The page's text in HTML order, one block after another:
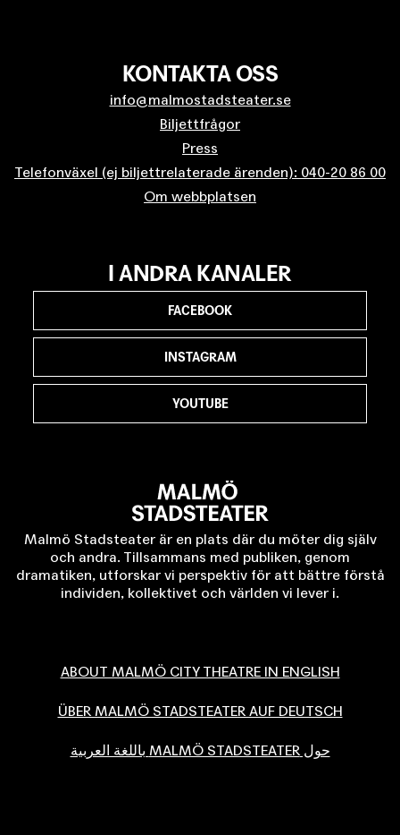
KONTAKTA OSS
info@malmostadsteater.se
Biljettfrågor
Press
Telefonväxel (ej biljettrelaterade ärenden): 040-20 86 00
Om webbplatsen
Malmö Stadsteater är en plats där du möter dig själv
och andra. Tillsammans med publiken, genom
dramatiken, utforskar vi perspektiv för att bättre förstå
individen, kollektivet och världen vi lever i.
ABOUT MALMÖ CITY THEATRE IN ENGLISH
ÜBER MALMÖ STADSTEATER AUF DEUTSCH
حول MALMÖ STADSTEATER باللغة العربية
I ANDRA KANALER
FACEBOOK
INSTAGRAM
YOUTUBE